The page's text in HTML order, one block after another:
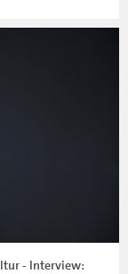
- Interview: